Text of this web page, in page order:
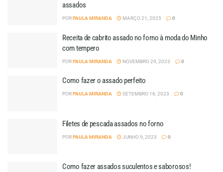
assados
PORPAULA MIRANDA MARÇO 21, 2025 0
Receita de cabrito assado no forno à moda do Minho
com tempero
PORPAULA MIRANDA NOVEMBRO 29, 2023 0
Como fazer o assado perfeito
PORPAULA MIRANDA SETEMBRO 16, 2023 0
Filetes de pescada assados no forno
PORPAULA MIRANDA JUNHO 9, 2023 0
Como fazer assados suculentos e saborosos!